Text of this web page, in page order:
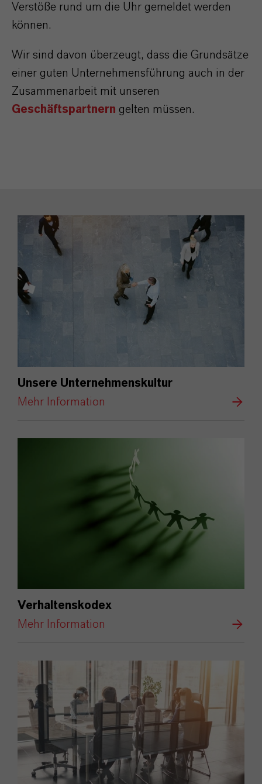
Verstöße rund um die Uhr gemeldet werden
können.
Wir sind davon überzeugt, dass die Grundsätze
einer guten Unternehmensführung auch in der
Zusammenarbeit mit unseren
Geschäftspartnern gelten müssen.
Unsere Unternehmenskultur
Mehr Information
Verhaltenskodex
Mehr Information